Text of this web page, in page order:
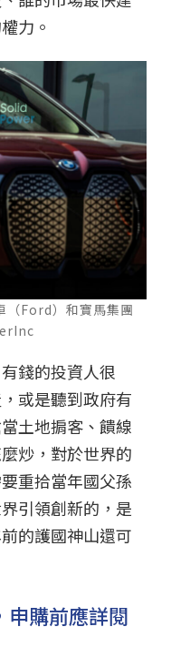
力。
Ford）和寶馬集團
錢的投資人很
或是聽到政府有
土地掮客、饋線
炒，對於世界的
重拾當年國父孫
引領創新的，是
的護國神山還可
申購前應詳閱